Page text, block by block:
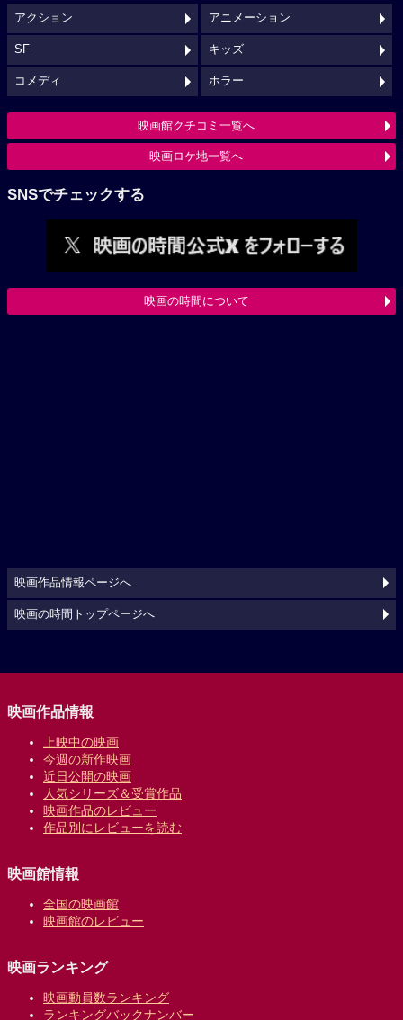
アクション アニメーション
SF キッズ
コメディ ホラー
映画館クチコミ一覧へ
映画ロケ地一覧へ
SNSでチェックする
映画の時間について
映画作品情報ページへ
映画の時間トップページへ
映画作品情報
上映中の映画
今週の新作映画
近日公開の映画
人気シリーズ＆受賞作品
映画作品のレビュー
作品別にレビューを読む
映画館情報
全国の映画館
映画館のレビュー
映画ランキング
映画動員数ランキング
ランキングバックナンバー